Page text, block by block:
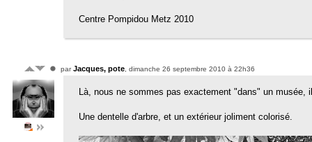
Centre Pompidou Metz 2010
parJacques, pote , dimanche 26 septembre 2010 à 22h36
Là, nous ne sommes pas exactement "dans" un
Une dentelle d'arbre, et un extérieur joliment colorisé.